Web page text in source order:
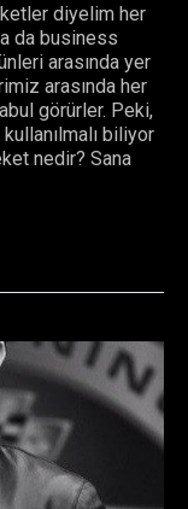
diyelim her
da business
arasında yer
arasında her
görürler. Peki,
biliyor
nedir? Sana